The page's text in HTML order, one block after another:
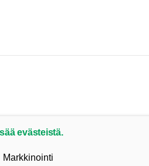
evästeistä.
Markkinointi